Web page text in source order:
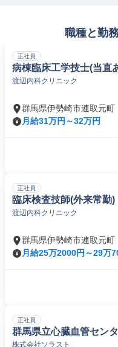
職種と勤
正社員
病棟臨床工学技士(当直
渡辺内科クリニック
群馬県伊勢崎市連取元町
月給31万円～32万円
正社員
臨床検査技師(外来常勤)
渡辺内科クリニック
群馬県伊勢崎市連取元町
月給25万2000円～29万
正社員
群馬県立心臓血管セン
株式会社ソラスト